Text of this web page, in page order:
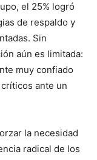
el 25% logró
de respaldo y
Sin
aún es limitada:
muy confiado
ante un
la necesidad
radical de los